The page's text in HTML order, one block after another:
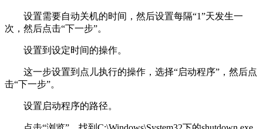
设置需要自动关机的时间，然后设置每隔“1”天发生一
次，然后点击“下一步”。
设置到设定时间的操作。
这一步设置到点儿执行的操作，选择“启动程序”，然后点
击“下一步”。
设置启动程序的路径。